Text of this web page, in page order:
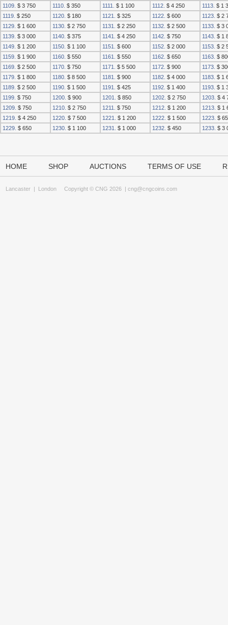
1109. $ 3 750 1110. $ 350 1111. $ 1 100 1112. $ 4 250 1113. $ 1
1119. $ 250 1120. $ 180 1121. $ 325 1122. $ 600 1123. $ 2
1129. $ 1 600 1130. $ 2 750 1131. $ 2 250 1132. $ 2 500 1133. $ 3
1139. $ 3 000 1140. $ 375 1141. $ 4 250 1142. $ 750 1143. $ 1
1149. $ 1 200 1150. $ 1 100 1151. $ 600 1152. $ 2 000 1153. $ 2
1159. $ 1 900 1160. $ 550 1161. $ 550 1162. $ 650 1163. $
1169. $ 2 500 1170. $ 750 1171. $ 5 500 1172. $ 900 1173. $
1179. $ 1 800 1180. $ 8 500 1181. $ 900 1182. $ 4 000 1183. $ 1
1189. $ 2 500 1190. $ 1 500 1191. $ 425 1192. $ 1 400 1193. $ 1
1199. $ 750 1200. $ 900 1201. $ 850 1202. $ 2 750 1203. $ 4
1209. $ 750 1210. $ 2 750 1211. $ 750 1212. $ 1 200 1213. $ 1
1219. $ 4 250 1220. $ 7 500 1221. $ 1 200 1222. $ 1 500 1223. $
1229. $ 650 1230. $ 1 100 1231. $ 1 000 1232. $ 450 1233. $ 3
HOME SHOP AUCTIONS TERMS OF USE
Lancaster | London Copyright © CNG 2026 | cng@cngcoins.com